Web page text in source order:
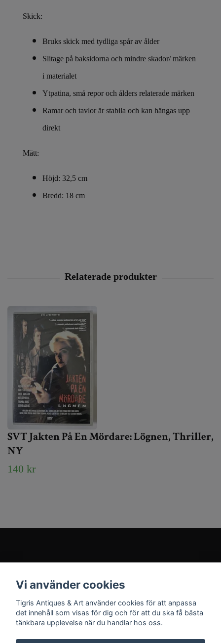
Skick:
Bruks skick med tydliga spår av ålder
Slitage på baksidorna och mindre skador/ märken
i materialet
Ytpatina, små repor och ålders relaterade märken
Ramar och tavlor är stabila och kan hängas upp
direkt
Mått:
Höjd: 32,5 cm
Bredd: 18 cm
SVT Jakten På En Mördare: Lögnen, Thriller,
NY
140 kr
Sociala medier
Vi använder cookies
Tigris Antiques & Art använder cookies för att anpassa
det innehåll som visas för dig och för att du ska få bästa
tänkbara upplevelse när du handlar hos oss.